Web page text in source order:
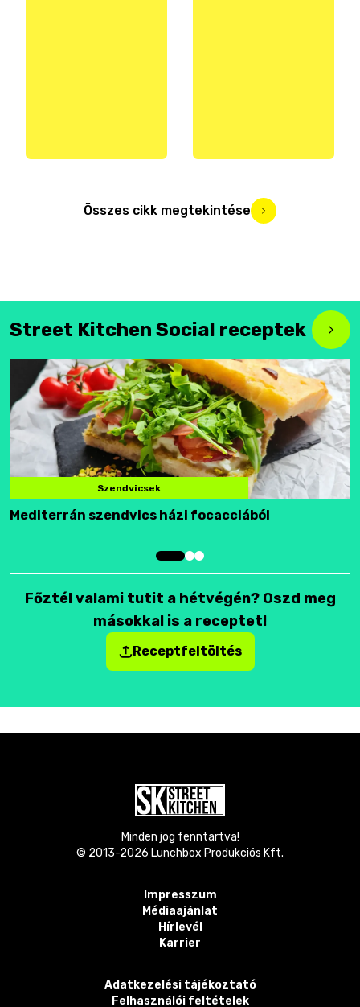
Összes cikk megtekintése
Street Kitchen Social receptek
Szendvicsek
Mediterrán szendvics házi focacciából
Főztél valami tutit a hétvégén? Oszd meg
másokkal is a receptet!
Receptfeltöltés
Minden jog fenntartva!
© 2013-2026 Lunchbox Produkciós Kft.
Impresszum
Médiaajánlat
Hírlevél
Karrier
Adatkezelési tájékoztató
Felhasználói feltételek